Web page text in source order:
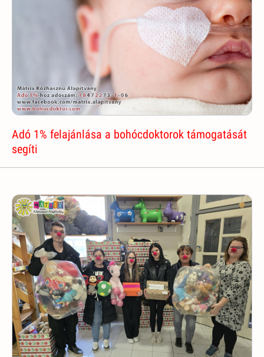
Adó 1% felajánlása a bohócdoktorok támogatását
segíti